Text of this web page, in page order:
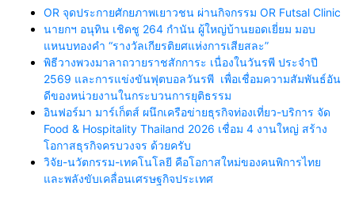
OR จุดประกายศักยภาพเยาวชน ผ่านกิจกรรม OR Futsal Clinic
นายกฯ อนุทิน เชิดชู 264 กำนัน ผู้ใหญ่บ้านยอดเยี่ยม มอบ
แหนบทองคำ “รางวัลเกียรติยศแห่งการเสียสละ”
พิธีวางพวงมาลาถวายราชสักการะ เนื่องในวันรพี ประจำปี
2569 และการแข่งขันฟุตบอลวันรพี เพื่อเชื่อมความสัมพันธ์อัน
ดีของหน่วยงานในกระบวนการยุติธรรม
อินฟอร์มา มาร์เก็ตส์ ผนึกเครือข่ายธุรกิจท่องเที่ยว-บริการ จัด
Food & Hospitality Thailand 2026 เชื่อม 4 งานใหญ่ สร้าง
โอกาสธุรกิจครบวงจร ด้วยครับ
วิจัย-นวัตกรรม-เทคโนโลยี คือโอกาสใหม่ของคนพิการไทย
และพลังขับเคลื่อนเศรษฐกิจประเทศ